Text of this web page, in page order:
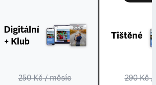
Digitální
+ Klub
250 Kč/ měsíc
Tištěné
290 Kč/